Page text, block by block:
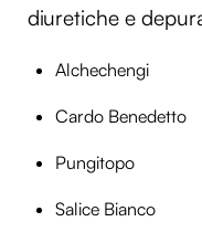
diuretiche e
Alchechengi
Cardo Benedetto
Pungitopo
Salice Bianco